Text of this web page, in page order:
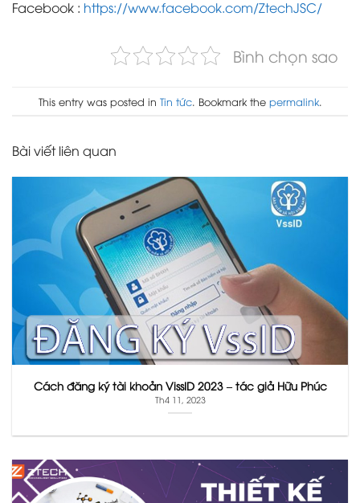
Facebook : https://www.facebook.com/ZtechJSC/
Bình chọn sao
This entry was posted in Tin tức. Bookmark the permalink.
Bài viết liên quan
Cách đăng ký tài khoản VissID 2023 – tác giả Hữu Phúc
Th4 11, 2023